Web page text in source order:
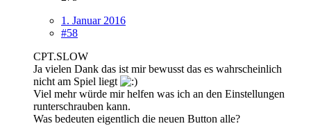
1. Januar 2016
#58
CPT.SLOW
Ja vielen Dank das ist mir bewusst das es wahrscheinlich
nicht am Spiel liegt
Viel mehr würde mir helfen was ich an den Einstellungen
runterschrauben kann.
Was bedeuten eigentlich die neuen Button alle?